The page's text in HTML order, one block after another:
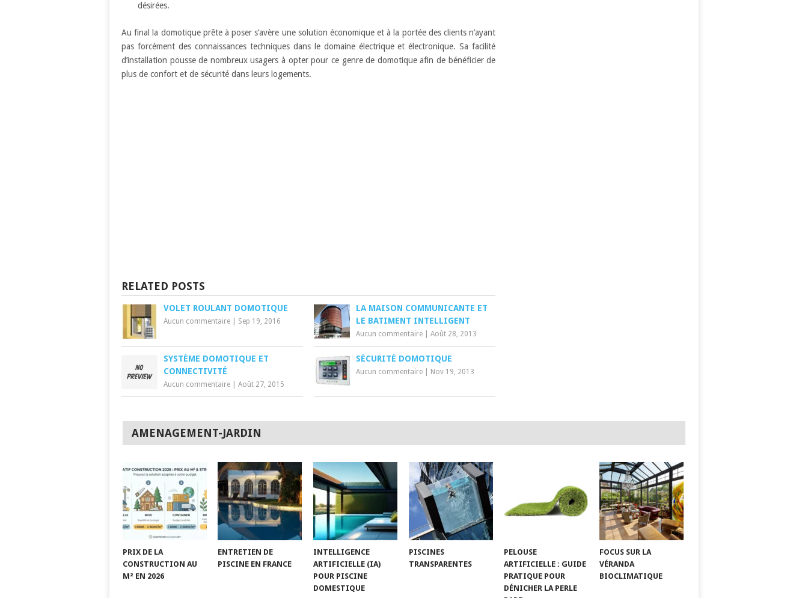
désirées.
Au final la domotique prête à poser s’avère une solution économique et à la portée des clients n’ayant
pas forcément des connaissances techniques dans le domaine électrique et électronique. Sa facilité
d’installation pousse de nombreux usagers à opter pour ce genre de domotique afin de bénéficier de
plus de confort et de sécurité dans leurs logements.
RELATED POSTS
VOLET ROULANT DOMOTIQUE
Aucun commentaire Sep 19, 2016
LA MAISON COMMUNICANTE ET
LE BATIMENT INTELLIGENT
Aucun commentaire |Août 28, 2013
SYSTÈME DOMOTIQUE ET
CONNECTIVITÉ
Aucun commentaire Août 27, 2015
SÉCURITÉ DOMOTIQUE
Aucun commentaire Nov 19, 2013
AMENAGEMENT-JARDIN
PRIX DE LA
CONSTRUCTION AU
M² EN 2026
ENTRETIEN DE
PISCINE EN FRANCE
INTELLIGENCE
ARTIFICIELLE (IA)
POUR PISCINE
DOMESTIQUE
PISCINES
TRANSPARENTES
PELOUSE
ARTIFICIELLE : GUIDE
PRATIQUE POUR
DÉNICHER LA PERLE
FOCUS SUR LA
VÉRANDA
BIOCLIMATIQUE